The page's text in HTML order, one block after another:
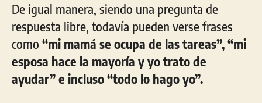
De igual manera, siendo una pregunta de
respuesta libre, todavía pueden verse frases
como “mi mamá se ocupa de las tareas”,“mi
esposa hace la mayoría y yo trato de
ayudar” e incluso “todo lo hago yo”.